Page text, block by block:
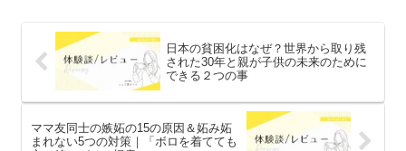
日本の貧困化はなぜ？世界から取り残
された30年と親が子供の未来のために
できる２つの事
ママ友同士の嫉妬の15の原因＆妬み妬
まれない5つの対策｜「ボロを着てても